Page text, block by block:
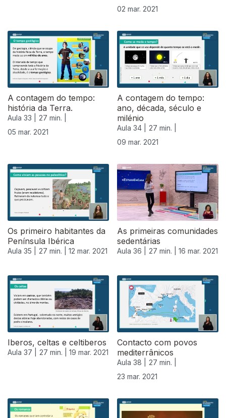
02 mar. 2021
A contagem do tempo:
história da Terra.
Aula 33 |
27 min. |
05 mar. 2021
A contagem do tempo:
ano, década, século e
milénio
Aula 34 |
27 min. |
09 mar. 2021
Os primeiro habitantes da
Península Ibérica
Aula 35 | 27 min. | 12 mar. 2021
As primeiras comunidades
sedentárias
Aula 36 | 27 min. | 16 mar. 2021
530839
Iberos, celtas e celtiberos
Aula 37 | 27 min. | 19 mar. 2021
Contacto com povos
mediterrânicos
Aula 38 |
27 min. |
23 mar. 2021